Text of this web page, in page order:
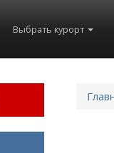
Выбрать курорт